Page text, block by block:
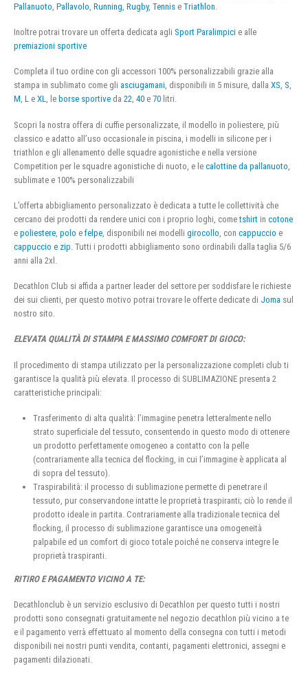
Pallanuoto Pallavolo Running Rugby, Tennis e Triathlon
Inoltre potrai trovare un offerta dedicata agli Sport Paralimpici e alle
premiazioni sportive
Completa il tuo ordine con gli accessori 100% personalizzabili grazie alla
stampa in sublimato come gli asciugamani, disponibili in 5 misure, dalla XS, S,
M, L e XL, le borse sportive da 22, 40 e 70 litri.
Scopri la nostra offera di cuffie personalizzate, il modello in poliestere, più
classico e adatto all’uso occasionale in piscina, i modelli in silicone per i
triathlon e gli allenamento delle squadre agonistiche e nella versione
Competition per le squadre agonistiche di nuoto, e le calottine da pallanuoto
sublimate e 100% personalizzabili
L’offerta abbigliamento personalizzato è dedicata a tutte le collettività che
cercano dei prodotti da rendere unici con i proprio loghi, cometshirt in cotone
e poliestere polo e felpe , disponibili nei modelli girocollo , con cappuccio e
cappuccio e zip . Tutti i prodotti abbigliamento sono ordinabili dalla taglia 5/6
anni alla 2xl.
Decathlon Club si affida a partner leader del settore per soddisfare le richieste
dei sui clienti, per questo motivo potrai trovare le offerte dedicate di Joma sul
nostro sito.
ELEVATA QUALITÀ DI STAMPA E MASSIMO COMFORT DI GIOCO:
Il procedimento di stampa utilizzato per la personalizzazione completi club ti
garantisce la qualità più elevata. Il processo di SUBLIMAZIONE presenta 2
caratteristiche principali:
Trasferimento di alta qualità: l’immagine penetra letteralmente nello
strato superficiale del tessuto, consentendo in questo modo di ottenere
un prodotto perfettamente omogeneo a contatto con la pelle
(contrariamente alla tecnica del flocking, in cui l’immagine è applicata al
di sopra del tessuto).
Traspirabilità: il processo di sublimazione permette di penetrare il
tessuto, pur conservandone intatte le proprietà traspiranti; ciò lo rende il
prodotto ideale in partita. Contrariamente alla tradizionale tecnica del
flocking, il processo di sublimazione garantisce una omogeneità
palpabile ed un comfort di gioco totale poiché ne conserva integre le
proprietà traspiranti.
RITIRO E PAGAMENTO VICINO A TE:
Decathlonclub è un servizio esclusivo di Decathlon per questo tutti i nostri
prodotti sono consegnati gratuitamente nel negozio decathlon più vicino a te
e il pagamento verrà effettuato al momento della consegna con tutti i metodi
disponibili nei nostri punti vendita, contanti, pagamenti elettronici, assegni e
pagamenti dilazionati.